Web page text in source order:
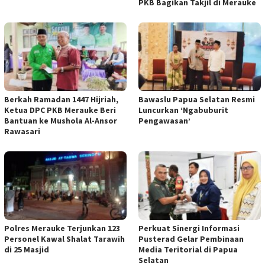
PKB Bagikan Takjil di Merauke
Berkah Ramadan 1447 Hijriah,
Ketua DPC PKB Merauke Beri
Bantuan ke Mushola Al-Ansor
Rawasari
Bawaslu Papua Selatan Resmi
Luncurkan ‘Ngabuburit
Pengawasan’
Polres Merauke Terjunkan 123
Personel Kawal Shalat Tarawih
di 25 Masjid
Perkuat Sinergi Informasi
Pusterad Gelar Pembinaan
Media Teritorial di Papua
Selatan